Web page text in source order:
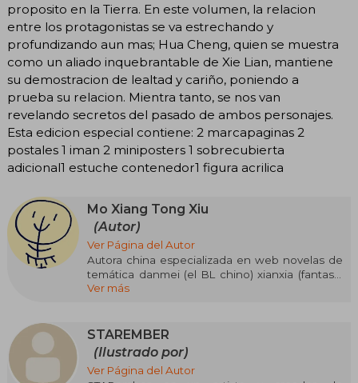
proposito en la Tierra. En este volumen, la relacion
entre los protagonistas se va estrechando y
profundizando aun mas; Hua Cheng, quien se muestra
como un aliado inquebrantable de Xie Lian, mantiene
su demostracion de lealtad y cariño, poniendo a
prueba su relacion. Mientra tanto, se nos van
revelando secretos del pasado de ambos personajes.
Esta edicion especial contiene: 2 marcapaginas 2
postales 1 iman 2 miniposters 1 sobrecubierta
adicional1 estuche contenedor1 figura acrilica
Mo Xiang Tong Xiu
(Autor)
Ver Página del Autor
Autora china especializada en web novelas de
temática danmei (el BL chino) xianxia (fantasía
china) y wuxia (artes marciales). El nombre Mo
JJWXC, donde los usuarios publican sus escritos
y los más leídos o más populares pueden
conseguir que sus obras se publiquen en físico.
Al tratarse de un pseudónimo, y de publicar un
Ver más
STAREMBER
(Ilustrado por)
Ver Página del Autor